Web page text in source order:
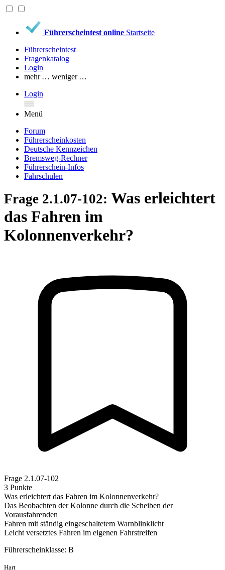
Führerscheintest online Startseite
Führerscheintest
Fragenkatalog
Login
mehr … weniger …
Login
Menü
Forum
Führerscheinkosten
Deutsche Kennzeichen
Bremsweg-Rechner
Führerschein-Infos
Fahrschulen
Frage 2.1.07-102: Was erleichtert
das Fahren im
Kolonnenverkehr?
Frage 2.1.07-102
3 Punkte
Was erleichtert das Fahren im Kolonnenverkehr?
Das Beobachten der Kolonne durch die Scheiben der
Vorausfahrenden
Fahren mit ständig eingeschaltetem Warnblinklicht
Leicht versetztes Fahren im eigenen Fahrstreifen
Führerscheinklasse: B
Hart